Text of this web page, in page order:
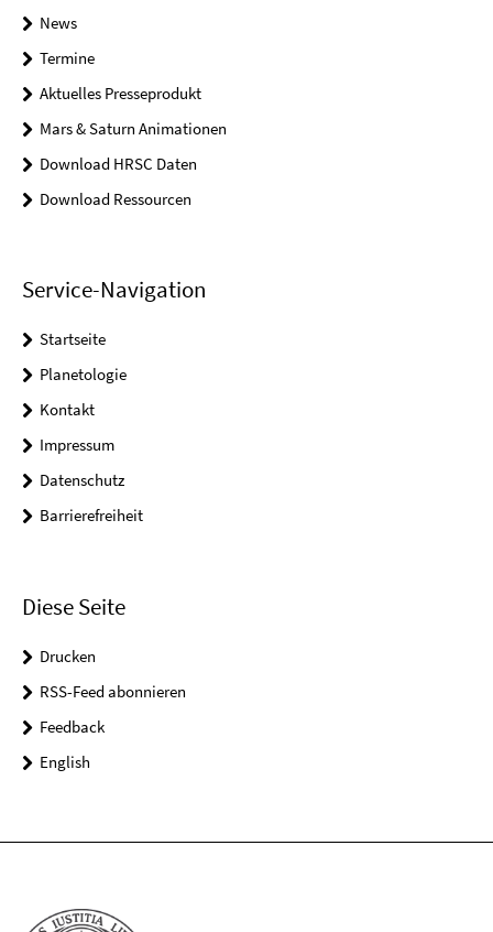
News
Termine
Aktuelles Presseprodukt
Mars & Saturn Animationen
Download HRSC Daten
Download Ressourcen
Service-Navigation
Startseite
Planetologie
Kontakt
Impressum
Datenschutz
Barrierefreiheit
Diese Seite
Drucken
RSS-Feed abonnieren
Feedback
English